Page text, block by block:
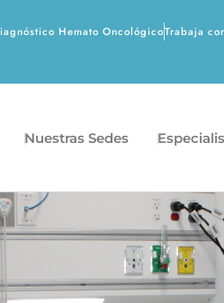
Hemato OncológicoTrabaja
Nuestras Sedes